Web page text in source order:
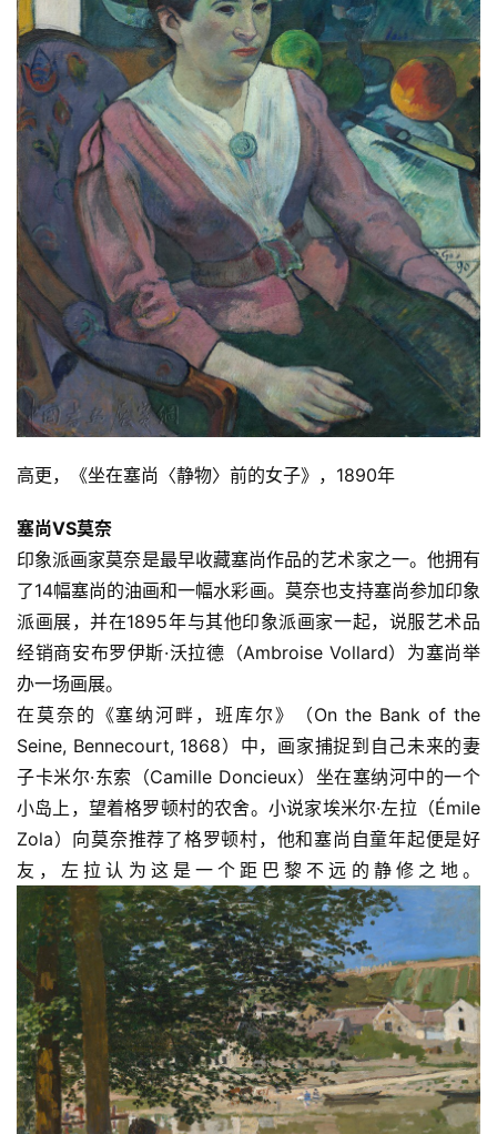
砚
边
夜
话
美
图
库
容
易
寫
錯
用
錯
的
體
字
一
百
例
高更，《坐在塞尚〈静物〉前的女子》，1890年
塞尚VS莫奈
印象派画家莫奈是最早收藏塞尚作品的艺术家之一。他拥有
了14幅塞尚的油画和一幅水彩画。莫奈也支持塞尚参加印象
派画展，并在1895年与其他印象派画家一起，说服艺术品
经销商安布罗伊斯·沃拉德（Ambroise Vollard）为塞尚举
办一场画展。
在莫奈的《塞纳河畔，班库尔》（On the Bank of the
Seine, Bennecourt, 1868）中，画家捕捉到自己未来的妻
子卡米尔·东索（Camille Doncieux）坐在塞纳河中的一个
小岛上，望着格罗顿村的农舍。小说家埃米尔·左拉（Émile
Zola）向莫奈推荐了格罗顿村，他和塞尚自童年起便是好
友，左拉认为这是一个距巴黎不远的静修之地。